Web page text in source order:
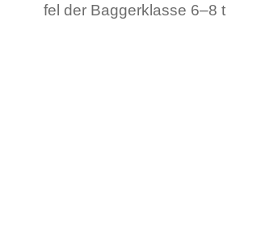
fel der Bag­ger­klas­se 6–8 t